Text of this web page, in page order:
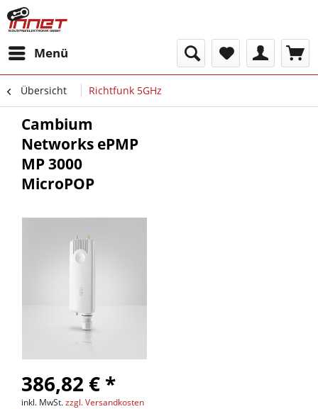
Menü
Übersicht Richtfunk 5GHz
Cambium
Networks ePMP
MP 3000
MicroPOP
386,82 € *
inkl. MwSt.zzgl. Versandkosten